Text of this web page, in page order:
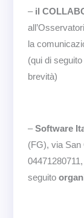
– il
la
(qui di
brevità)
–Software
(FG), via San
seguito